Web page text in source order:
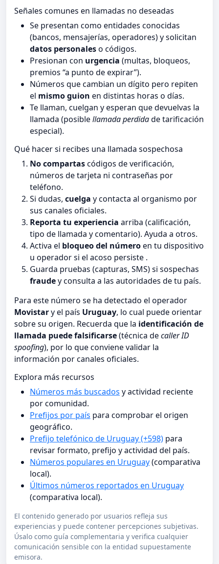
Señales comunes en llamadas no deseadas
Se presentan como entidades conocidas
(bancos, mensajerías, operadores) y solicitan
datos personaleso códigos.
Presionan con urgencia (multas, bloqueos,
premios “a punto de expirar”).
Números que cambian un dígito pero repiten
el mismo guion en distintas horas o días.
Te llaman, cuelgan y esperan que devuelvas la
llamada (posiblellamada perdidade tarificación
especial).
Qué hacer si recibes una llamada sospechosa
No compartascódigos de verificación,
números de tarjeta ni contraseñas por
teléfono.
Si dudas, cuelga y contacta al organismo por
sus canales oficiales.
Reporta tu experiencia arriba (calificación,
tipo de llamada y comentario). Ayuda a otros.
Activa el bloqueo del númeroen tu dispositivo
u operador si el acoso persiste .
Guarda pruebas (capturas, SMS) si sospechas
fraudey consulta a las autoridades de tu país.
Para este número se ha detectado el operador
Movistary el país Uruguay, lo cual puede orientar
sobre su origen. Recuerda que la identificación de
llamada puede falsificarse(técnica decaller ID
spoofing), por lo que conviene validar la
información por canales oficiales.
Explora más recursos
Números más buscados y actividad reciente
por comunidad.
Prefijos por país para comprobar el origen
geográfico.
Prefijo telefónico de Uruguay (+598) para
revisar formato, prefijo y actividad del país.
Números populares en Uruguay(comparativa
local).
Últimos números reportados en Uruguay
(comparativa local).
El contenido generado por usuarios refleja sus
experiencias y puede contener percepciones subjetivas.
Úsalo como guía complementaria y verifica cualquier
comunicación sensible con la entidad supuestamente
emisora.